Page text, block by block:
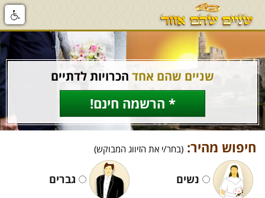
שניים שהם אחד הכרויות לדתיים
* הרשמה חינם!
חיפוש מהיר: (בחר/י את הזיווג המבוקש)
נשים גברים